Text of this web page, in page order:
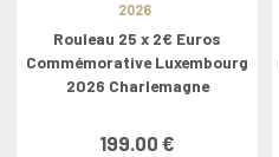
2026
Rouleau 25 x 2€ Euros
Commémorative Luxembourg
2026 Charlemagne
199.00 €